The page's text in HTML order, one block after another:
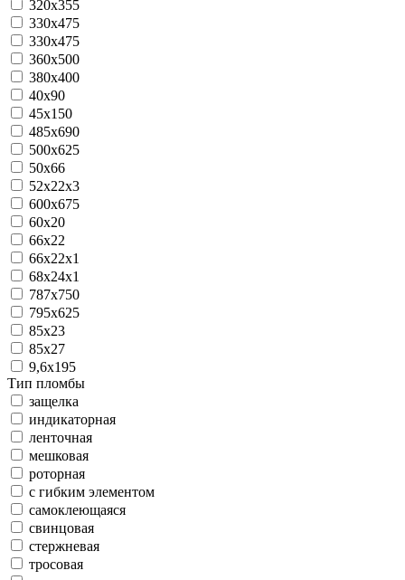
320x355
330x475
330х475
360x500
380x400
40х90
45x150
485x690
500x625
50x66
52х22х3
600x675
60x20
66x22
66x22x1
68x24x1
787x750
795x625
85x23
85x27
9,6х195
Тип пломбы
защелка
индикаторная
ленточная
мешковая
роторная
с гибким элементом
самоклеющаяся
свинцовая
стержневая
тросовая